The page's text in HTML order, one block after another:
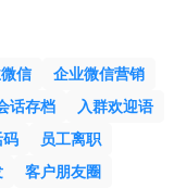
信
企业微信营销
话存档
入群欢迎语
码
员工离职
客户朋友圈